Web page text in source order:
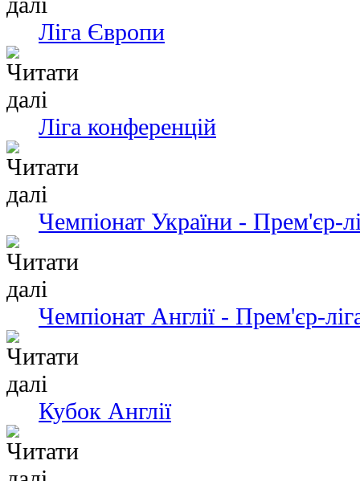
Ліга Європи
Ліга конференцій
Чемпіонат України - Прем'єр-
Чемпіонат Англії - Прем'єр-
Кубок Англії